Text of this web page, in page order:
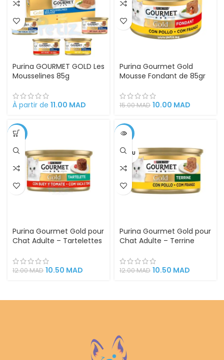
Purina GOURMET GOLD Les
Mousselines 85g
À partir de 11.00 MAD
Purina Gourmet Gold
Mousse Fondant de 85gr
15.00MAD 10.00 MAD
-13%
Purina Gourmet Gold pour
Chat Adulte – Tartelettes
12.00MAD 10.50 MAD
-13%
VENDU
Purina Gourmet Gold pour
Chat Adulte – Terrine
12.00MAD 10.50 MAD